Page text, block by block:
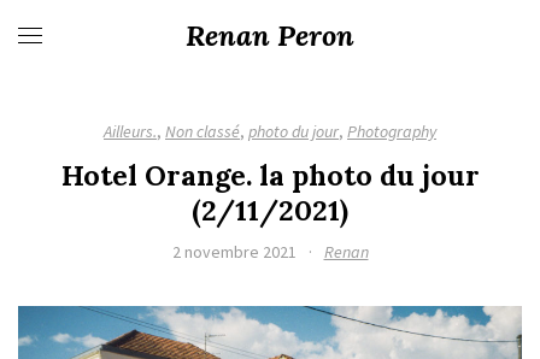
Renan Peron
Ailleurs., Non classé, photo du jour, Photography
Hotel Orange. la photo du jour
(2/11/2021)
2 novembre 2021 · Renan